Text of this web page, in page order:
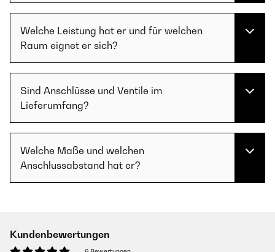
Welche Leistung hat er und für welchen
Raum eignet er sich?
Sind Anschlüsse und Ventile im
Lieferumfang?
Welche Maße und welchen
Anschlussabstand hat er?
Kundenbewertungen